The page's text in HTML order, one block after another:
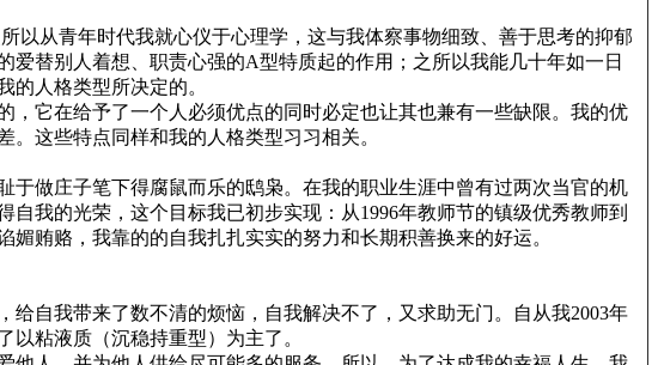
从青年时代我就心仪于心理学，这与我体察事物细致、善于思考的抑郁
替别人着想、职责心强的A型特质起的作用；之所以我能几十年如一日
人格类型所决定的。
它在给予了一个人必须优点的同时必定也让其也兼有一些缺限。我的优
这些特点同样和我的人格类型习习相关。
做庄子笔下得腐鼠而乐的鸱枭。在我的职业生涯中曾有过两次当官的机
我的光荣，这个目标我已初步实现：从1996年教师节的镇级优秀教师到
贿赂，我靠的的自我扎扎实实的努力和长期积善换来的好运。
自我带来了数不清的烦恼，自我解决不了，又求助无门。自从我2003年
粘液质（沉稳持重型）为主了。